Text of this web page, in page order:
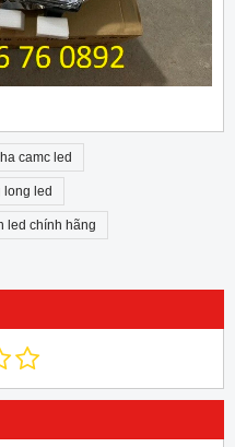
camc led
long led
led chính hãng